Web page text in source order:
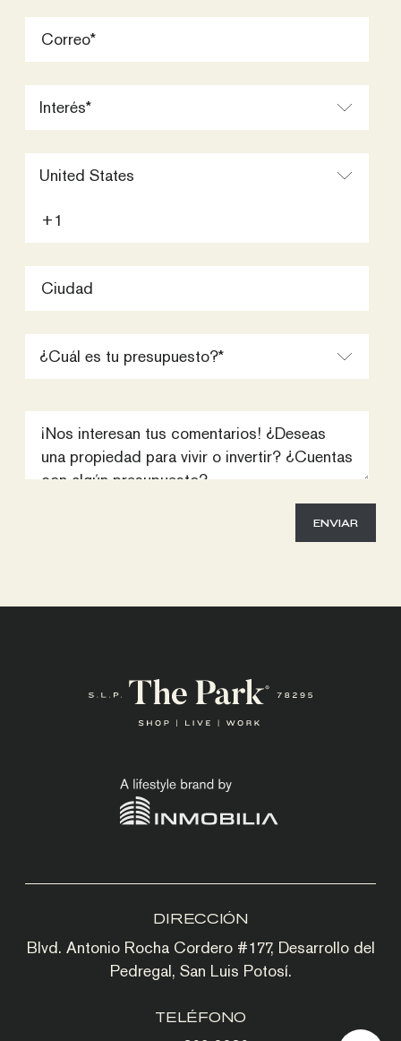
DIRECCIÓN
Blvd. Antonio Rocha Cordero #177, Desarrollo del
Pedregal, San Luis Potosí.
TELÉFONO